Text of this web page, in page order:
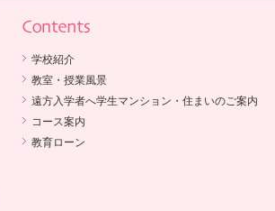
学校紹介
教室・授業風景
遠方入学者へ学生マンション・住まいのご案内
コース案内
教育ローン